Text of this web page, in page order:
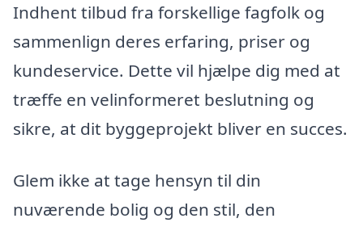
Indhent tilbud fra forskellige fagfolk og
sammenlign deres erfaring, priser og
kundeservice. Dette vil hjælpe dig med at
træffe en velinformeret beslutning og
sikre, at dit byggeprojekt bliver en succes.
Glem ikke at tage hensyn til din
nuværende bolig og den stil, den